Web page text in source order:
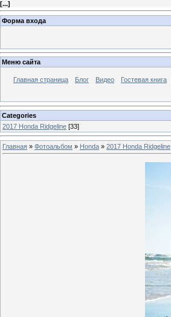
[...]
Форма входа
Меню сайта
Главная страница Блог Видео Гостевая книга
Categories
2017 Honda Ridgeline [33]
Главная » Фотоальбом » Honda » 2017 Honda Ridgeline